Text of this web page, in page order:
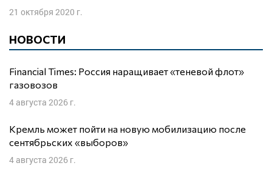
21 октября 2020 г.
НОВОСТИ
Financial Times: Россия наращивает «теневой флот»
газовозов
4 августа 2026 г.
Кремль может пойти на новую мобилизацию после
сентябрьских «выборов»
4 августа 2026 г.